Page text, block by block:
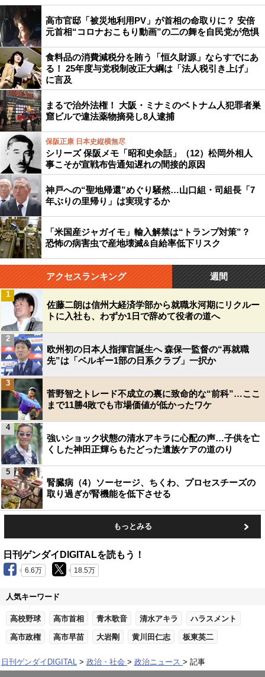
高市官邸「被災地利用PV」が首相の命取りに？ 安倍
元首相“コロナおこもり動画”の二の舞を自民党が危惧
食料品の消費減税分を賄う「恒久財源」ならすでにあ
る！ 25年度与党税制改正大綱は「法人税引き上げ」
に言及
まるで治外法権！ 大阪・ミナミのベトナム人犯罪者巣
窟ビルで違法薬物摘発し8人逮捕
保阪正康 日本史縦横無尽
シリーズ 保阪メモ「昭和史余話」（12）松岡外相人
事こそが宣戦布告通知遅れの間接的原因
神戸への“聖地帰還”めぐり騒然…山口組・司組長「7
年ぶりの里帰り」は実現するか
「米国産ジャガイモ」輸入解禁は“トランプ対策”？
恐怖の病害虫で産地壊滅&自給率低下リスク
アクセスランキング 週間
佐藤二朗は信州大経済学部から就職氷河期にリクルー
トに入社も、わずか1日で辞めて役者の道へ
1
欧州初の日本人指揮官誕生へ 森保一監督の“再就職
先”は「ベルギー1部の日系クラブ」一択か
2
菅野智之トレード不成立の裏に致命的な“前科”…ここ
まで11勝4敗でも市場価値が低かったワケ
3
強いショック状態の清水アキラに心配の声…子供を亡
くした神田正輝らもたどった遺族ケアの道のり
4
腎臓病（4）ソーセージ、ちくわ、プロセスチーズの
取り過ぎが腎機能を低下させる
5
もっとみる
日刊ゲンダイDIGITALを読もう！
6.6万 18.5万
人気キーワード
高校野球 高市首相 青木歌音 清水アキラ ハラスメント
高市政権 高市早苗 大岩剛 黄川田仁志 板東英二
日刊ゲンダイDIGITAL 政治・社会 政治ニュース 記事